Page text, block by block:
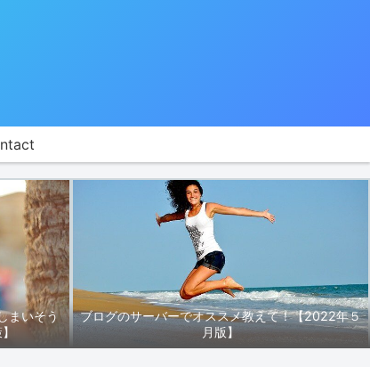
まいそう
ブログのサーバーでオススメ教えて！【2022年５
月版】